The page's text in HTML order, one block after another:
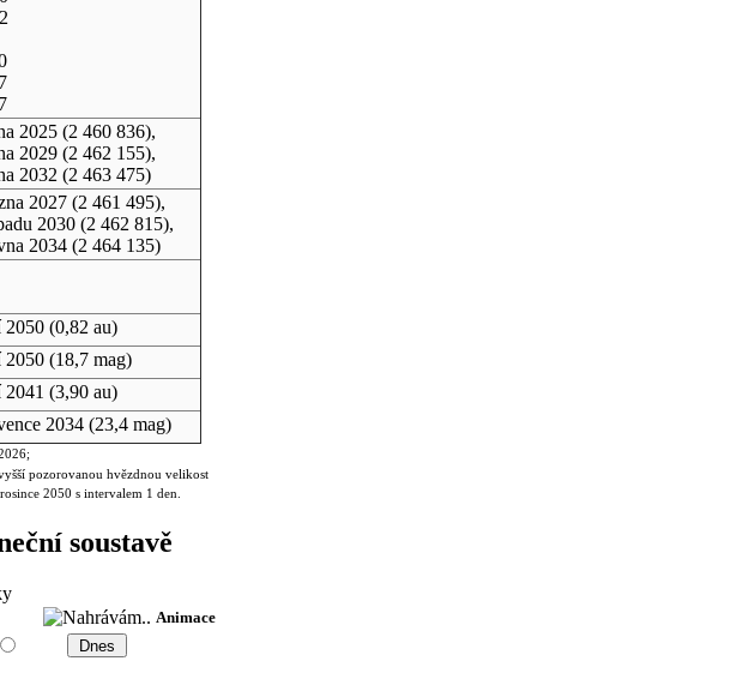
2025(2 460 836),
2029(2 462 155),
2032 (2 463 475)
2027(2 461 495),
2030(2 462 815),
2034(2 464 135)
2050(0,82 au)
2050(18,7 mag)
2041 (3,90 au)
2034(23,4 mag)
pozorovanou hvězdnou velikost
2050 s intervalem 1 den.
soustavě
Animace